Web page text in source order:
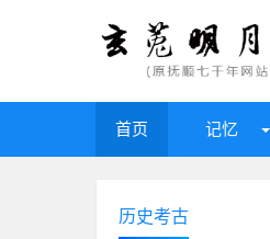
首页 记忆
历史考古